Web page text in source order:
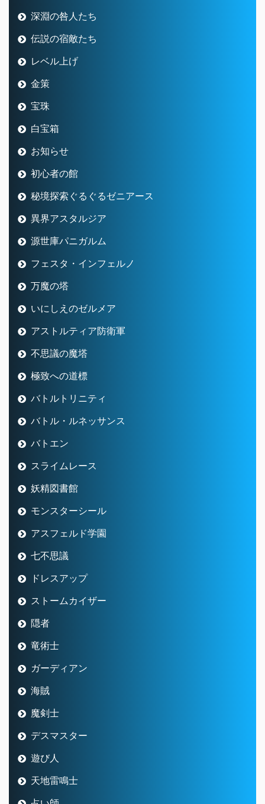
深淵の咎人たち
伝説の宿敵たち
レベル上げ
金策
宝珠
白宝箱
お知らせ
初心者の館
秘境探索ぐるぐるゼニアース
異界アスタルジア
源世庫パニガルム
フェスタ・インフェルノ
万魔の塔
いにしえのゼルメア
アストルティア防衛軍
不思議の魔塔
極致への道標
バトルトリニティ
バトル・ルネッサンス
バトエン
スライムレース
妖精図書館
モンスターシール
アスフェルド学園
七不思議
ドレスアップ
ストームカイザー
隠者
竜術士
ガーディアン
海賊
魔剣士
デスマスター
遊び人
天地雷鳴士